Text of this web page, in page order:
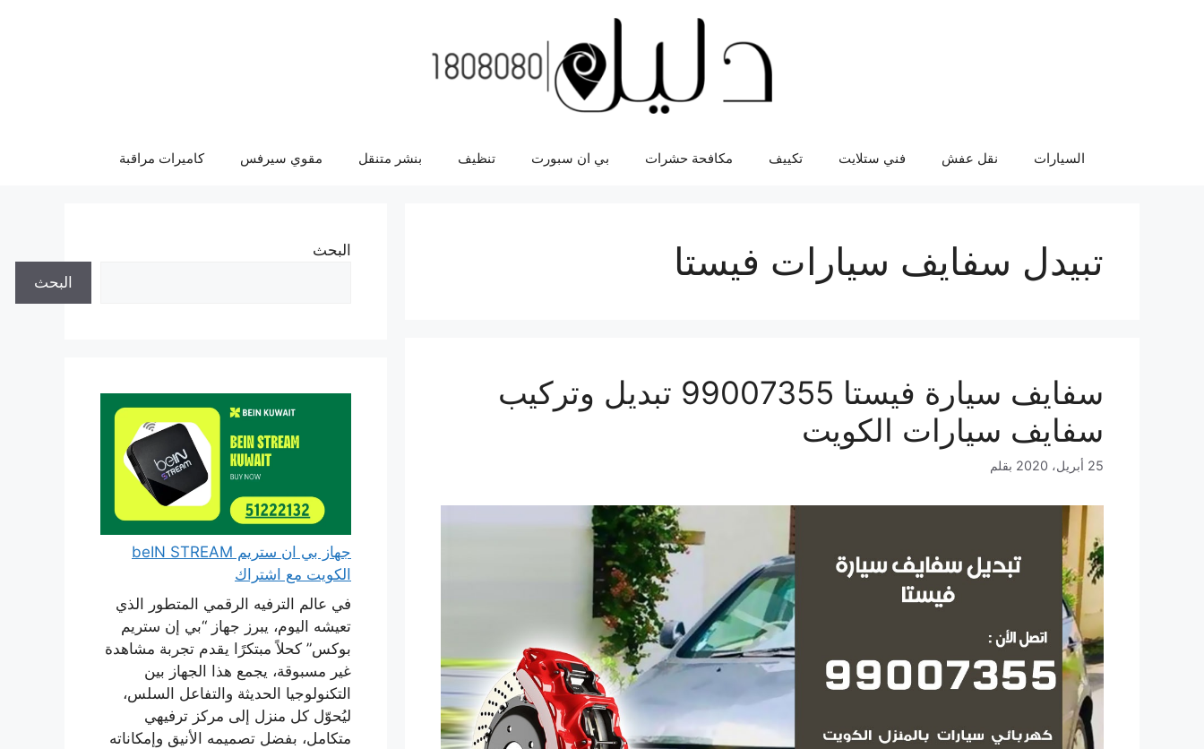
السيارات نقل عفش فني ستلايت تكييف مكافحة حشرات بي ان سبورت تنظيف بنشر متنقل مقوي سيرفس كاميرات مراقبة
تبيدل سفايف سيارات فيستا
سفايف سيارة فيستا 99007355 تبديل وتركيب
سفايف سيارات الكويت
25 أبريل، 2020 بقلم
البحث
البحث
جهاز بي ان ستريم beIN STREAM
الكويت مع اشتراك
في عالم الترفيه الرقمي المتطور الذي
تعيشه اليوم، يبرز جهاز “بي إن ستريم
بوكس” كحلاً مبتكرًا يقدم تجربة مشاهدة
غير مسبوقة، يجمع هذا الجهاز بين
التكنولوجيا الحديثة والتفاعل السلس،
ليُحوّل كل منزل إلى مركز ترفيهي
متكامل، بفضل تصميمه الأنيق وإمكاناته